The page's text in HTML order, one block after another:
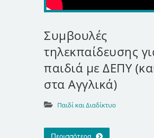
Συμβουλές
τηλεκπαίδευσης
παιδιά με ΔΕΠΥ
στα Αγγλικά)
Παιδί και Διαδίκτυο